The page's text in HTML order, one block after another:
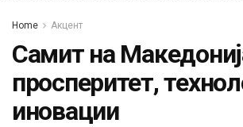
Home Акцент
Самит на
просперитет,
иновации